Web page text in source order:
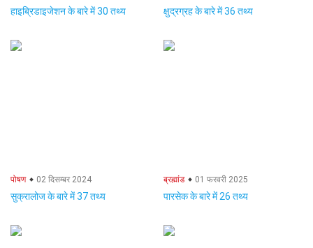
हाइब्रिडाइजेशन के बारे में 30 तथ्य क्षुद्रग्रह के बारे में 36 तथ्य
पोषण 02 दिसम्बर 2024
सुक्रालोज के बारे में 37 तथ्य
ब्रह्मांड 01 फरवरी 2025
पारसेक के बारे में 26 तथ्य